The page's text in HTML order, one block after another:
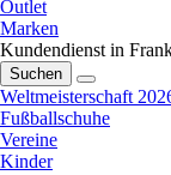
Outlet
Marken
Kundendienst in
Suchen
Weltmeisterschaft
Fußballschuhe
Vereine
Kinder